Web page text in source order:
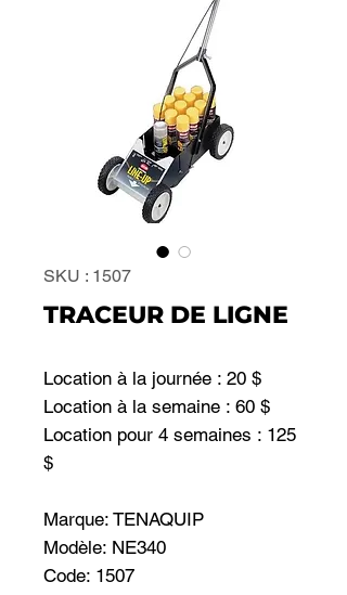
SKU : 1507
TRACEUR DE LIGNE
Location à la journée : 20 $
Location à la semaine : 60 $
Location pour 4 semaines : 125
$
Marque: TENAQUIP
Modèle: NE340
Code: 1507